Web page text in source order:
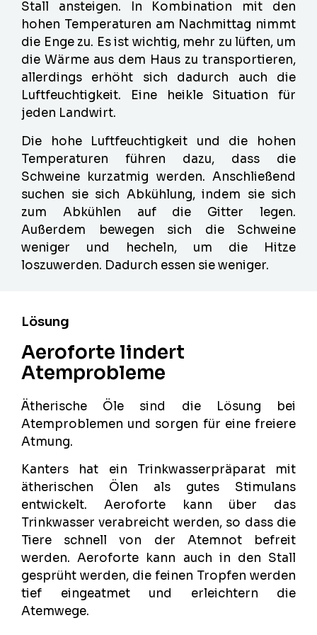
Stall ansteigen. In Kombination mit den
hohen Temperaturen am Nachmittag nimmt
die Enge zu. Es ist wichtig, mehr zu lüften, um
die Wärme aus dem Haus zu transportieren,
allerdings erhöht sich dadurch auch die
Luftfeuchtigkeit. Eine heikle Situation für
jeden Landwirt.
Die hohe Luftfeuchtigkeit und die hohen
Temperaturen führen dazu, dass die
Schweine kurzatmig werden. Anschließend
suchen sie sich Abkühlung, indem sie sich
zum Abkühlen auf die Gitter legen.
Außerdem bewegen sich die Schweine
weniger und hecheln, um die Hitze
loszuwerden. Dadurch essen sie weniger.
Lösung
Aeroforte lindert
Atemprobleme
Ätherische Öle sind die Lösung bei
Atemproblemen und sorgen für eine freiere
Atmung.
Kanters hat ein Trinkwasserpräparat mit
ätherischen Ölen als gutes Stimulans
entwickelt. Aeroforte kann über das
Trinkwasser verabreicht werden, so dass die
Tiere schnell von der Atemnot befreit
werden. Aeroforte kann auch in den Stall
gesprüht werden, die feinen Tropfen werden
tief eingeatmet und erleichtern die
Atemwege.